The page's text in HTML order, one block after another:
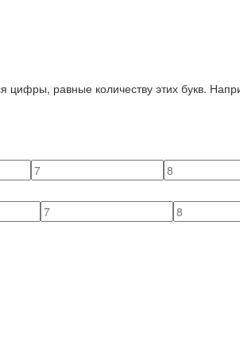
цифры, равные количеству этих букв.